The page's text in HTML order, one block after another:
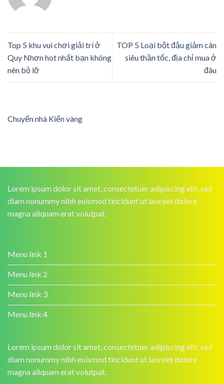
Top 5 khu vui chơi giải trí ở
Quy Nhơn hot nhất bạn không
nên bỏ lỡ
TOP 5 Loại bột đậu giảm cân
siêu thần tốc, địa chỉ mua ở
đâu
Chuyển nhà Kiến vàng
Lorem ipsum dolor sit amet, consectetuer adipiscing elit, sed
diam nonummy nibh euismod tincidunt ut laoreet dolore
magna aliquam erat volutpat.
Menu link 1
Menu link 2
Menu link 3
Menu link 4
Lorem ipsum dolor sit amet, consectetuer adipiscing elit, sed
diam nonummy nibh euismod tincidunt ut laoreet dolore
magna aliquam erat volutpat.